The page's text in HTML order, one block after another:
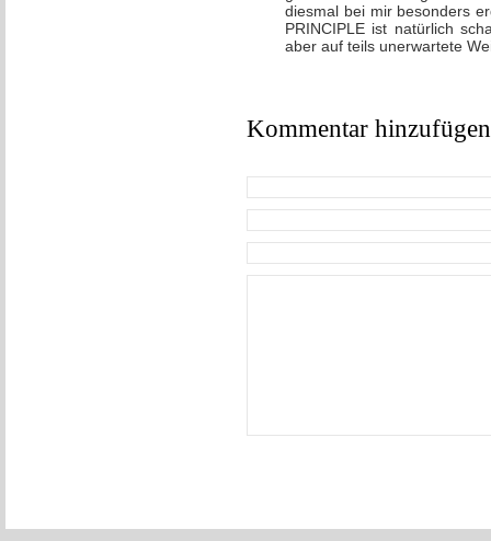
diesmal bei mir besonders
PRINCIPLE ist natürlich
aber auf teils unerwartete
Kommentar hinzufügen